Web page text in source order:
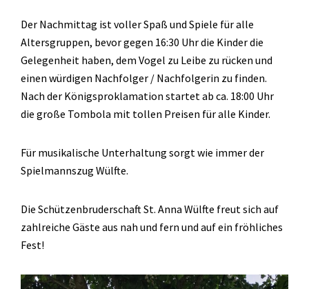
Der Nachmittag ist voller Spaß und Spiele für alle
Altersgruppen, bevor gegen 16:30 Uhr die Kinder die
Gelegenheit haben, dem Vogel zu Leibe zu rücken und
einen würdigen Nachfolger / Nachfolgerin zu finden.
Nach der Königsproklamation startet ab ca. 18:00 Uhr
die große Tombola mit tollen Preisen für alle Kinder.
Für musikalische Unterhaltung sorgt wie immer der
Spielmannszug Wülfte.
Die Schützenbruderschaft St. Anna Wülfte freut sich auf
zahlreiche Gäste aus nah und fern und auf ein fröhliches
Fest!